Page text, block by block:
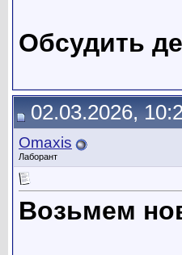
Обсудить
02.03.2026,
Omaxis
Лаборант
Возьмем